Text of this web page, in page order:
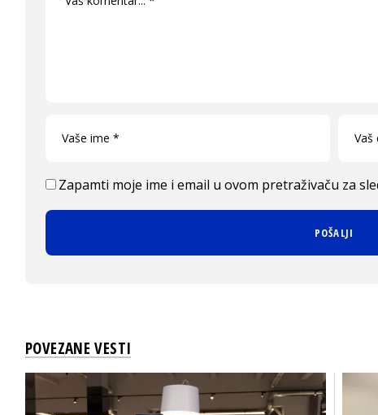
Zapamti moje ime i email u ovom pretraživaču za
POVEZANE VESTI